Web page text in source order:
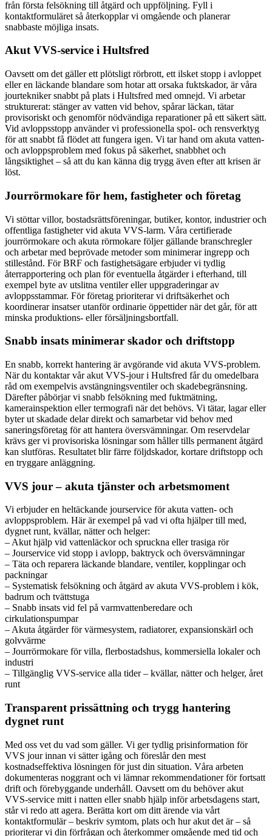
från första felsökning till åtgärd och uppföljning. Fyll i
kontaktformuläret så återkopplar vi omgående och planerar
snabbaste möjliga insats.
Akut VVS-service i Hultsfred
Oavsett om det gäller ett plötsligt rörbrott, ett ilsket stopp i avloppet
eller en läckande blandare som hotar att orsaka fuktskador, är våra
jourtekniker snabbt på plats i Hultsfred med omnejd. Vi arbetar
strukturerat: stänger av vatten vid behov, spårar läckan, tätar
provisoriskt och genomför nödvändiga reparationer på ett säkert sätt.
Vid avloppsstopp använder vi professionella spol- och rensverktyg
för att snabbt få flödet att fungera igen. Vi tar hand om akuta vatten-
och avloppsproblem med fokus på säkerhet, snabbhet och
långsiktighet – så att du kan känna dig trygg även efter att krisen är
löst.
Jourrörmokare för hem, fastigheter och företag
Vi stöttar villor, bostadsrättsföreningar, butiker, kontor, industrier och
offentliga fastigheter vid akuta VVS-larm. Våra certifierade
jourrörmokare och akuta rörmokare följer gällande branschregler
och arbetar med beprövade metoder som minimerar ingrepp och
stillestånd. För BRF och fastighetsägare erbjuder vi tydlig
återrapportering och plan för eventuella åtgärder i efterhand, till
exempel byte av utslitna ventiler eller uppgraderingar av
avloppsstammar. För företag prioriterar vi driftsäkerhet och
koordinerar insatser utanför ordinarie öppettider när det går, för att
minska produktions- eller försäljningsbortfall.
Snabb insats minimerar skador och driftstopp
En snabb, korrekt hantering är avgörande vid akuta VVS-problem.
När du kontaktar vår akut VVS-jour i Hultsfred får du omedelbara
råd om exempelvis avstängningsventiler och skadebegränsning.
Därefter påbörjar vi snabb felsökning med fuktmätning,
kamerainspektion eller termografi när det behövs. Vi tätar, lagar eller
byter ut skadade delar direkt och samarbetar vid behov med
saneringsföretag för att hantera översvämningar. Om reservdelar
krävs ger vi provisoriska lösningar som håller tills permanent åtgärd
kan slutföras. Resultatet blir färre följdskador, kortare driftstopp och
en tryggare anläggning.
VVS jour – akuta tjänster och arbetsmoment
Vi erbjuder en heltäckande jourservice för akuta vatten- och
avloppsproblem. Här är exempel på vad vi ofta hjälper till med,
dygnet runt, kvällar, nätter och helger:
– Akut hjälp vid vattenläckor och spruckna eller trasiga rör
– Jourservice vid stopp i avlopp, baktryck och översvämningar
– Täta och reparera läckande blandare, ventiler, kopplingar och
packningar
– Systematisk felsökning och åtgärd av akuta VVS-problem i kök,
badrum och tvättstuga
– Snabb insats vid fel på varmvattenberedare och
cirkulationspumpar
– Akuta åtgärder för värmesystem, radiatorer, expansionskärl och
golvvärme
– Jourrörmokare för villa, flerbostadshus, kommersiella lokaler och
industri
– Tillgänglig VVS-service alla tider – kvällar, nätter och helger, året
runt
Transparent prissättning och trygg hantering
dygnet runt
Med oss vet du vad som gäller. Vi ger tydlig prisinformation för
VVS jour innan vi sätter igång och föreslår den mest
kostnadseffektiva lösningen för just din situation. Våra arbeten
dokumenteras noggrant och vi lämnar rekommendationer för fortsatt
drift och förebyggande underhåll. Oavsett om du behöver akut
VVS-service mitt i natten eller snabb hjälp inför arbetsdagens start,
står vi redo att agera. Berätta kort om ditt ärende via vårt
kontaktformulär – beskriv symtom, plats och hur akut det är – så
prioriterar vi din förfrågan och återkommer omgående med tid och